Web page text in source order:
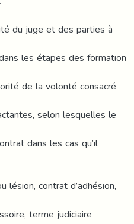
du juge et des parties à
les étapes des formation
de la volonté consacré
selon lesquelles le
dans les cas qu’il
lésion, contrat d’adhésion,
terme judiciaire